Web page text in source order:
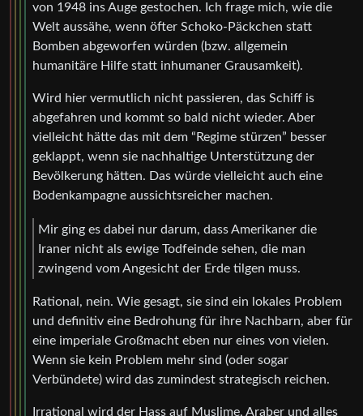
von 1948 ins Auge gestochen. Ich frage mich, wie die
Welt aussähe, wenn öfter Schoko-Päckchen statt
Bomben abgeworfen würden (bzw. allgemein
humanitäre Hilfe statt inhumaner Grausamkeit).
Wird hier vermutlich nicht passieren, das Schiff is
abgefahren und kommt so bald nicht wieder. Aber
vielleicht hätte das mit dem “Regime stürzen” besser
geklappt, wenn sie nachhaltige Unterstützung der
Bevölkerung hätten. Das würde vielleicht auch eine
Bodenkampagne aussichtsreicher machen.
Mir ging es dabei nur darum, dass Amerikaner die
Iraner nicht als ewige Todfeinde sehen, die man
zwingend vom Angesicht der Erde tilgen muss.
Rational, nein. Wie gesagt, sie sind ein lokales Problem
und definitiv eine Bedrohung für ihre Nachbarn, aber für
eine imperiale Großmacht eben nur eines von vielen.
Wenn sie kein Problem mehr sind (oder sogar
Verbündete) wird das zumindest strategisch reichen.
Irrational wird der Hass auf Muslime, Araber und alles